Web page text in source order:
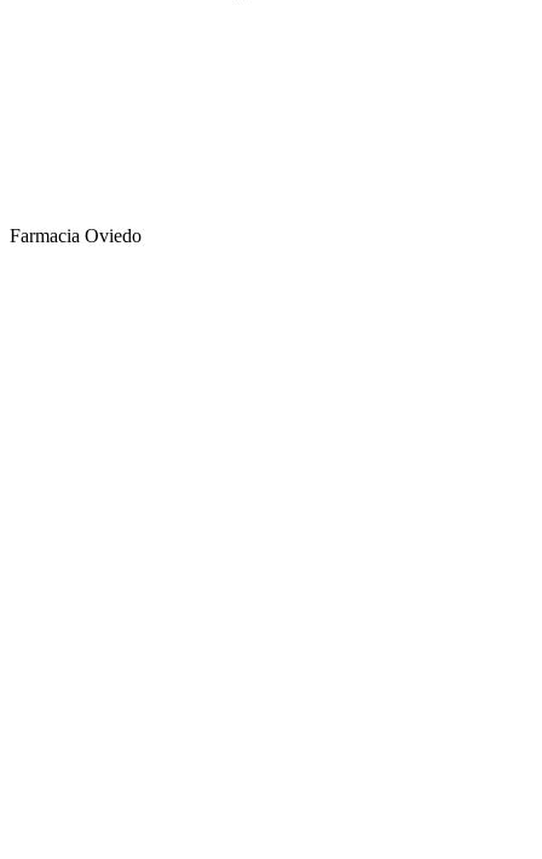
Farmacia Oviedo